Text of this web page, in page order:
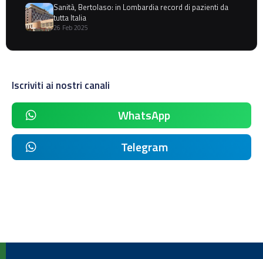
Sanità, Bertolaso: in Lombardia record di pazienti da
tutta Italia
26 Feb 2025
Iscriviti ai nostri canali
WhatsApp
Telegram